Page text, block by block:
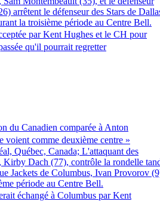
par Kent Hughes et le CH pour
qu'il pourrait regretter
du Canadien comparée à Anton
voient comme deuxième centre »
échangé à Columbus par Kent